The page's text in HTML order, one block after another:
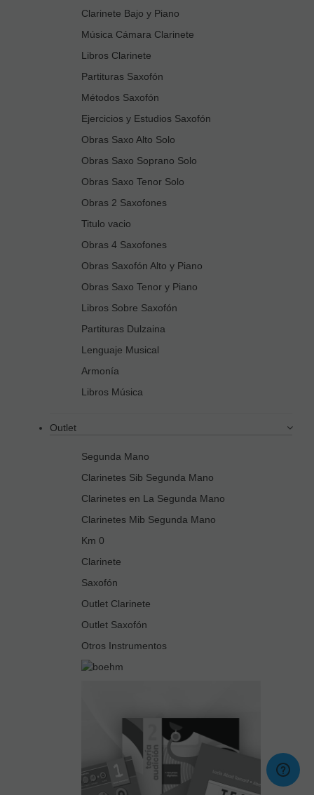
Clarinete Bajo y Piano
Música Cámara Clarinete
Libros Clarinete
Partituras Saxofón
Métodos Saxofón
Ejercicios y Estudios Saxofón
Obras Saxo Alto Solo
Obras Saxo Soprano Solo
Obras Saxo Tenor Solo
Obras 2 Saxofones
Titulo vacio
Obras 4 Saxofones
Obras Saxofón Alto y Piano
Obras Saxo Tenor y Piano
Libros Sobre Saxofón
Partituras Dulzaina
Lenguaje Musical
Armonía
Libros Música
Outlet
Segunda Mano
Clarinetes Sib Segunda Mano
Clarinetes en La Segunda Mano
Clarinetes Mib Segunda Mano
Km 0
Clarinete
Saxofón
Outlet Clarinete
Outlet Saxofón
Otros Instrumentos